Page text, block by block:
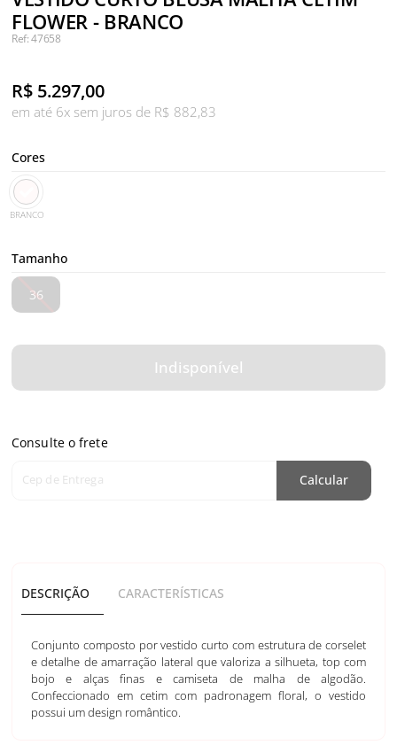
FLOWER - BRANCO
Ref: 47658
R$ 5.297,00
em até 6x sem juros de R$ 882,83
Cores
BRANCO
Tamanho
36
Indisponível
Consulte o frete
Cep de Entrega Calcular
DESCRIÇÃO CARACTERÍSTICAS
Conjunto composto por vestido curto com estrutura de corselet
e detalhe de amarração lateral que valoriza a silhueta, top com
bojo e alças finas e camiseta de malha de algodão.
Confeccionado em cetim com padronagem floral, o vestido
possui um design romântico.